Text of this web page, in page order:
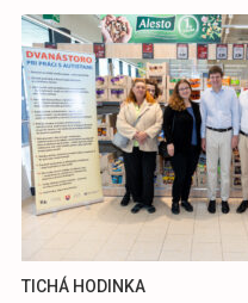
TICHÁ HODINKA